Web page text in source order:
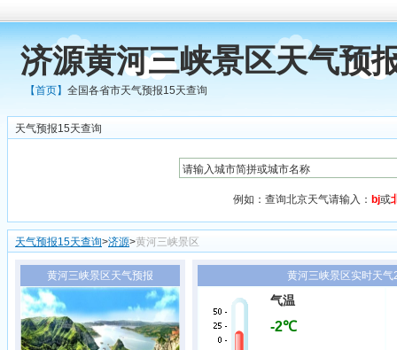
济源黄河三峡景区天气预
【首页】全国各省市天气预报15天查询
天气预报15天查询
例如：查询北京天气请输入： bj或
天气预报15天查询>济源>黄河三峡景区
黄河三峡景区天气预报 黄河三峡景区实时天气
气温
-2℃